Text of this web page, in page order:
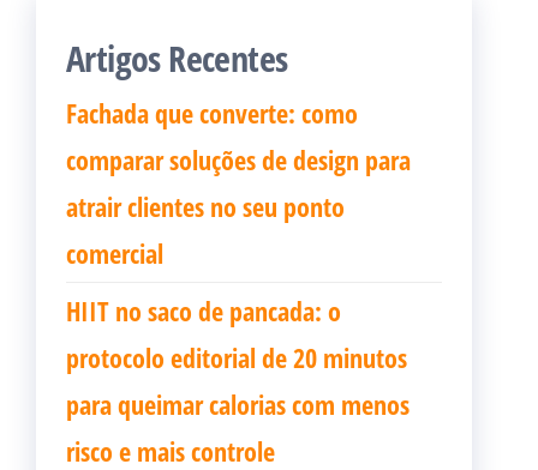
Artigos Recentes
Fachada que converte: como
comparar soluções de design para
atrair clientes no seu ponto
comercial
HIIT no saco de pancada: o
protocolo editorial de 20 minutos
para queimar calorias com menos
risco e mais controle